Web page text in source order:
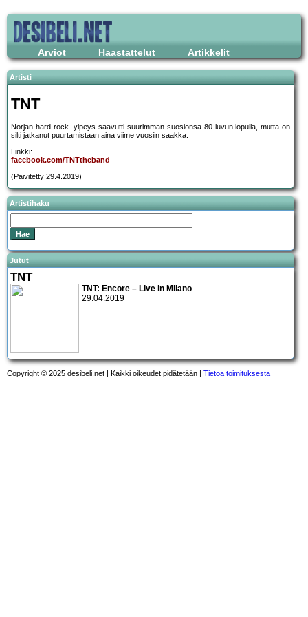
Arviot Haastattelut Artikkelit
Artisti
TNT
Norjan hard rock -ylpeys saavutti suurimman suosionsa 80-luvun lopulla, mutta on
silti jatkanut puurtamistaan aina viime vuosiin saakka.
Linkki:
facebook.com/TNTtheband
(Päivitetty 29.4.2019)
Artistihaku
Jutut
TNT
TNT: Encore – Live in Milano
29.04.2019
Copyright © 2025 desibeli.net | Kaikki oikeudet pidätetään | Tietoa toimituksesta